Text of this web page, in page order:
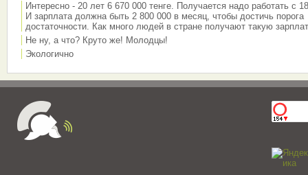
Интересно - 20 лет 6 670 000 тенге. Получается надо работать с
И зарплата должна быть 2 800 000 в месяц, чтобы достичь порога
достаточности. Как много людей в стране получают такую
Не ну, а что? Круто же! Молодцы!
Экологично